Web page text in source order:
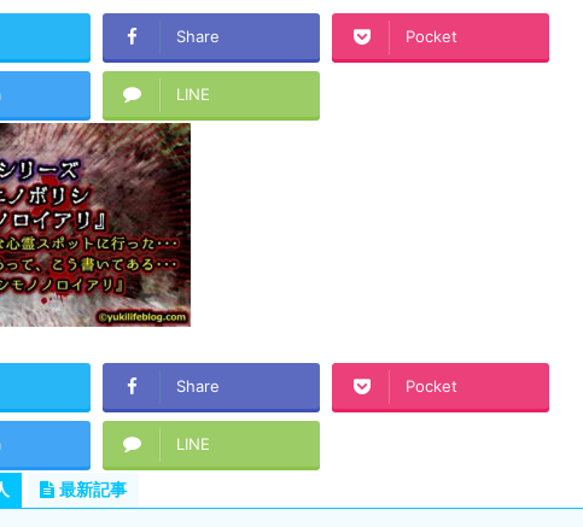
Share Pocket
LINE
Share Pocket
LINE
最新記事